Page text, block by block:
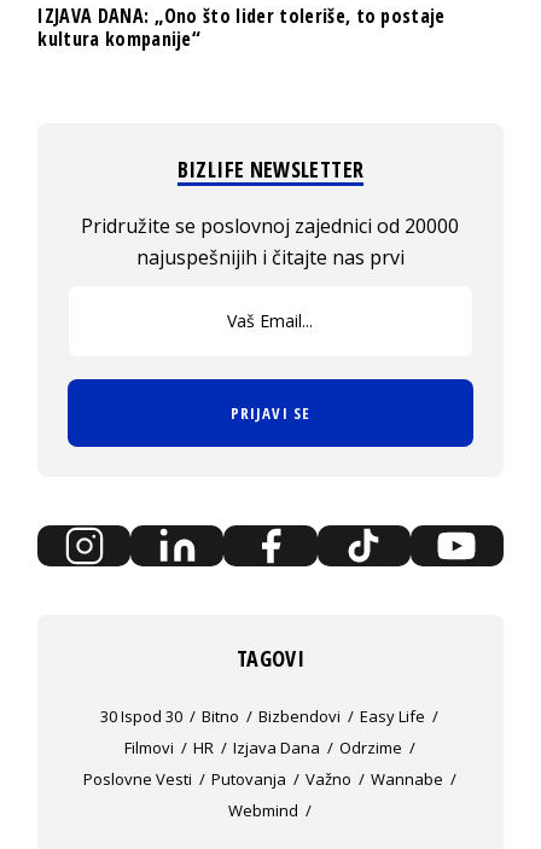
IZJAVA DANA: „Ono što lider toleriše, to postaje
kultura kompanije“
BIZLIFE NEWSLETTER
Pridružite se poslovnoj zajednici od 20000
najuspešnijih i čitajte nas prvi
PRIJAVI SE
TAGOVI
30 Ispod 30 Bitno Bizbendovi
Easy Life
Filmovi
HR Izjava Dana
Odrzime
Poslovne Vesti
Putovanja Važno
Wannabe
Webmind